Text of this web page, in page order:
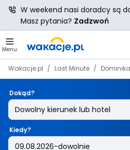
Menu
Wakacje.pl Last Minute
Dokąd?
Kiedy?
W weekend nasi doradcy są
Masz pytania? Zadzwoń